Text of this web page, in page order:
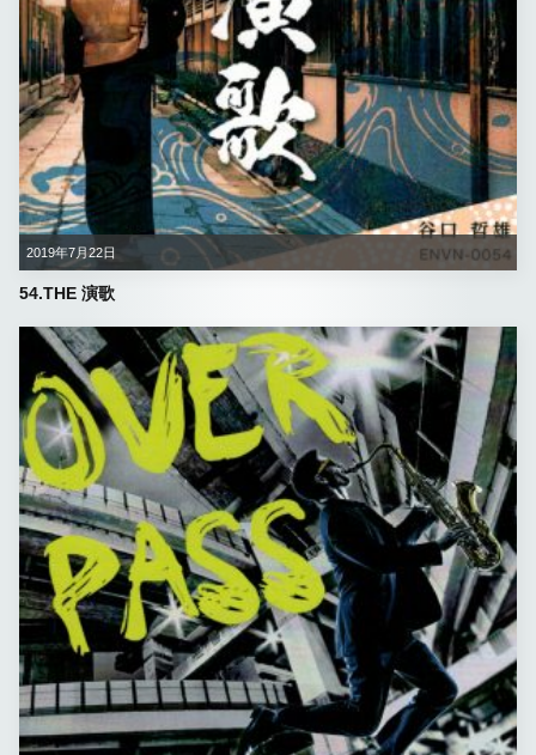
2019年7月22日
54.THE 演歌